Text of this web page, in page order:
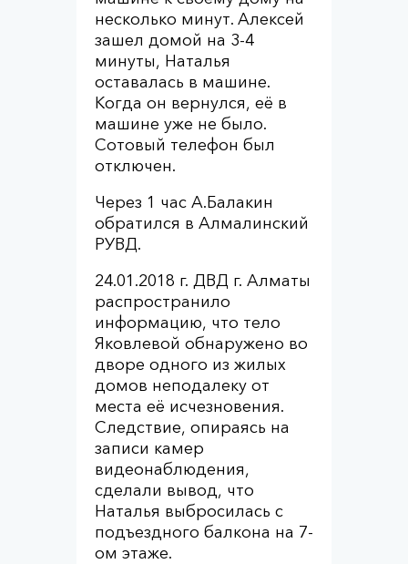
несколько минут. Алексей
зашел домой на 3-4
минуты, Наталья
оставалась в машине.
Когда он вернулся, её в
машине уже не было.
Сотовый телефон был
отключен.
Через 1 час А.Балакин
обратился в Алмалинский
РУВД.
24.01.2018 г. ДВД г. Алматы
распространило
информацию, что тело
Яковлевой обнаружено во
дворе одного из жилых
домов неподалеку от
места её исчезновения.
Следствие, опираясь на
записи камер
видеонаблюдения,
сделали вывод, что
Наталья выбросилась с
подъездного балкона на 7-
ом этаже.